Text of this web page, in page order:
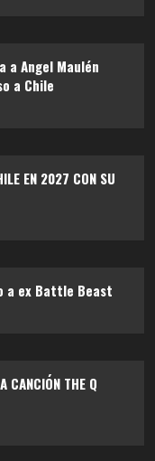
a Angel Maulén
a Chile
EN 2027 CON SU
a ex Battle Beast
CANCIÓN THE Q